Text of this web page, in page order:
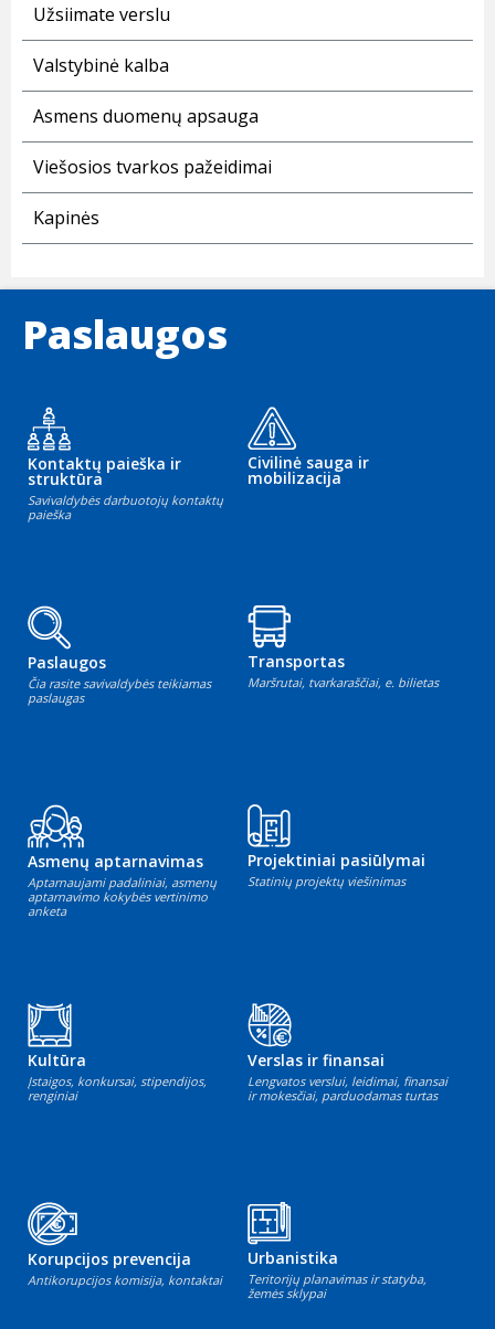
Užsiimate verslu
Valstybinė kalba
Asmens duomenų apsauga
Viešosios tvarkos pažeidimai
Kapinės
Paslaugos
Kontaktų paieška ir
struktūra
Savivaldybės darbuotojų kontaktų
paieška
Civilinė sauga ir
mobilizacija
Paslaugos
Čia rasite savivaldybės teikiamas
paslaugas
Transportas
Maršrutai, tvarkaraščiai, e. bilietas
Asmenų aptarnavimas
Aptarnaujami padaliniai, asmenų
aptarnavimo kokybės vertinimo
anketa
Projektiniai pasiūlymai
Statinių projektų viešinimas
Kultūra
Įstaigos, konkursai, stipendijos,
renginiai
Verslas ir finansai
Lengvatos verslui, leidimai, finansai
ir mokesčiai, parduodamas turtas
Korupcijos prevencija
Antikorupcijos komisija, kontaktai
Urbanistika
Teritorijų planavimas ir statyba,
žemės sklypai